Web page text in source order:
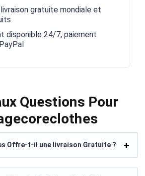
gratuite mondiale et
disponible 24/7, paiement
Questions Pour
Offre-t-il une livraison Gratuite ?